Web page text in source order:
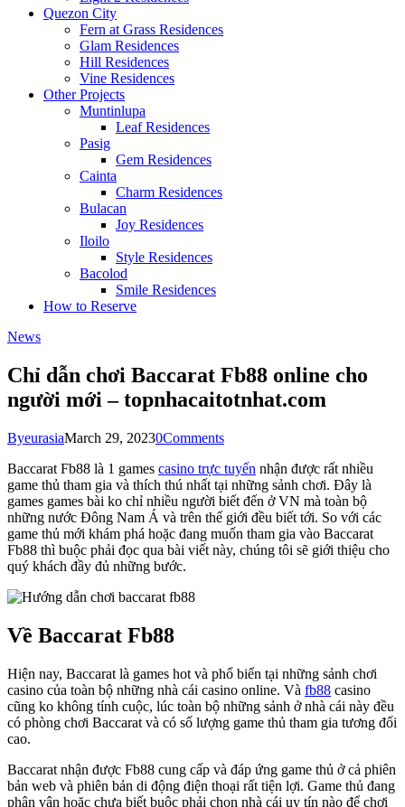
Quezon City
Fern at Grass Residences
Glam Residences
Hill Residences
Vine Residences
Other Projects
Muntinlupa
Leaf Residences
Pasig
Gem Residences
Cainta
Charm Residences
Bulacan
Joy Residences
Iloilo
Style Residences
Bacolod
Smile Residences
How to Reserve
News
Chỉ dẫn chơi Baccarat Fb88 online cho
người mới – topnhacaitotnhat.com
ByeurasiaMarch 29, 20230Comments
Baccarat Fb88 là 1 games casino trực tuyến nhận được rất nhiều
game thủ tham gia và thích thú nhất tại những sảnh chơi. Đây là
games games bài ko chỉ nhiều người biết đến ở VN mà toàn bộ
những nước Đông Nam Á và trên thế giới đều biết tới. So với các
game thủ mới khám phá hoặc đang muốn tham gia vào Baccarat
Fb88 thì buộc phải đọc qua bài viết này, chúng tôi sẽ giới thiệu cho
quý khách đầy đủ những bước.
Về Baccarat Fb88
Hiện nay, Baccarat là games hot và phổ biến tại những sảnh chơi
casino của toàn bộ những nhà cái casino online. Và fb88 casino
cũng ko không tính cuộc, lúc toàn bộ những sảnh ở nhà cái này đều
có phòng chơi Baccarat và có số lượng game thủ tham gia tương đối
cao.
Baccarat nhận được Fb88 cung cấp và đáp ứng game thủ ở cả phiên
bản web và phiên bản di động điện thoại rất tiện lợi. Game thủ đang
phân vân hoặc chưa biết buộc phải chọn nhà cái uy tín nào để chơi